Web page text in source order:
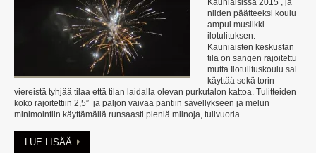
Kauniaisissa 2015 , ja
niiden päätteeksi koulu
ampui musiikki-
ilotulituksen.
Kauniaisten keskustan
tila on sangen rajoitettu
mutta Ilotulituskoulu sai
käyttää sekä torin
viereistä tyhjää tilaa että tilan laidalla olevan purkutalon kattoa. Tulitteiden
koko rajoitettiin 2,5″ ja paljon vaivaa pantiin sävellykseen ja melun
minimointiin käyttämällä runsaasti pieniä miinoja, tulivuoria…
LUE LISÄÄ